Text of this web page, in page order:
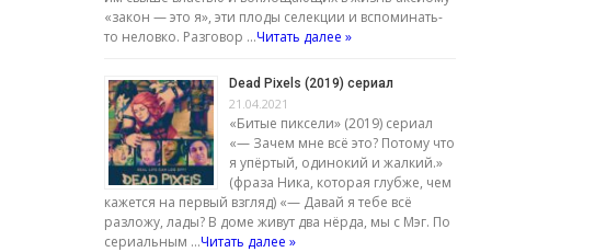
«закон — это я», эти плоды селекции и вспоминать-
то неловко. Разговор …Читать далее »
Dead Pixels (2019) сериал
21.04.2021
«Битые пиксели» (2019) сериал
«— Зачем мне всё это? Потому что
я упёртый, одинокий и жалкий.»
(фраза Ника, которая глубже, чем
кажется на первый взгляд) «— Давай я тебе всё
разложу, лады? В доме живут два нёрда, мы с Мэг. По
сериальным …Читать далее »